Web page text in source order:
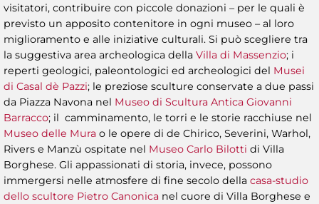
visitatori, contribuire con piccole donazioni – per le quali è
previsto un apposito contenitore in ogni museo – al loro
miglioramento e alle iniziative culturali. Si può scegliere tra
la suggestiva area archeologica della Villa di Massenzio; i
reperti geologici, paleontologici ed archeologici del Musei
di Casal dè Pazzi; le preziose sculture conservate a due passi
da Piazza Navona nel Museo di Scultura Antica Giovanni
Barracco; il camminamento, le torri e le storie racchiuse nel
Museo delle Mura o le opere di de Chirico, Severini, Warhol,
Rivers e Manzù ospitate nel Museo Carlo Bilotti di Villa
Borghese. Gli appassionati di storia, invece, possono
immergersi nelle atmosfere di fine secolo della casa-studio
dello scultore Pietro Canonica nel cuore di Villa Borghese e